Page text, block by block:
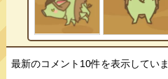
最新のコメント10件を表示してい